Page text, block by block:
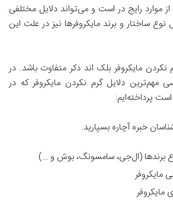
موارد رایج در است و می‌تواند دلایل مختلفی
نوع ساختار و برند مایکروفرها نیز در علت این
نکردن مایکروفر بلک اند دکر متفاوت باشد. در
مهم‌ترین دلایل گرم نکردن مایکروفر که در
پرداخته‌ایم:
خبره آچاره بسپارید.
برندها (ال‌جی، سامسونگ، بوش و …)
مایکروفر